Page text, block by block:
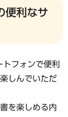
便利なサ
フォンで便利
しんでいただ
を楽しめる内